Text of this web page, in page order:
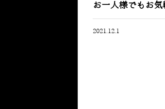
お一人様でもお
2021.12.1